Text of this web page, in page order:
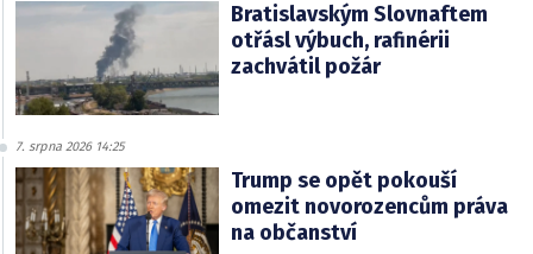
Bratislavským Slovnaftem
otřásl výbuch, rafinérii
zachvátil požár
7. srpna 2026 14:25
Trump se opět pokouší
omezit novorozencům práva
na občanství